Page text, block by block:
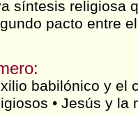
síntesis religiosa
pacto entre
babilónico y el
• Jesús y la